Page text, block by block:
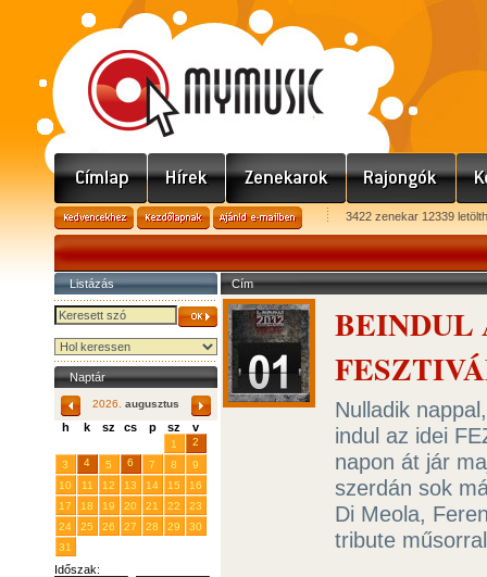
3422 zenekar 12339
Listázás
Naptár
2026. augusztus
h k sz cs p sz v
1
2
3
4 5 6 7 8
9
10
11 12 13 14 15
16
17
18 19 20 21 22
23
24
25 26 27 28 29
30
31
Időszak:
Cím
BEINDUL
Nulladik
indul az idei
napon át jár
szerdán sok
Di Meola,
tribute